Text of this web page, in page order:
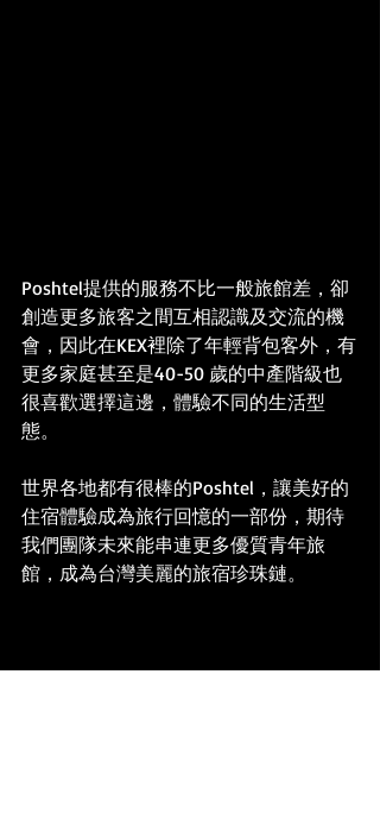
Poshtel提供的服務不比一般旅館差，卻
創造更多旅客之間互相認識及交流的機
會，因此在KEX裡除了年輕背包客外，有
更多家庭甚至是40-50 歲的中產階級也
很喜歡選擇這邊，體驗不同的生活型
態。
世界各地都有很棒的Poshtel，讓美好的
住宿體驗成為旅行回憶的一部份，期待
我們團隊未來能串連更多優質青年旅
館，成為台灣美麗的旅宿珍珠鏈。